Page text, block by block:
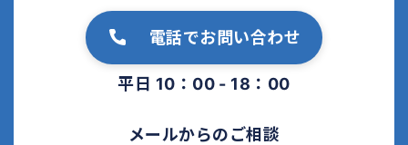
電話でお問い合わせ
平日 10：00 - 18：00
メールからのご相談